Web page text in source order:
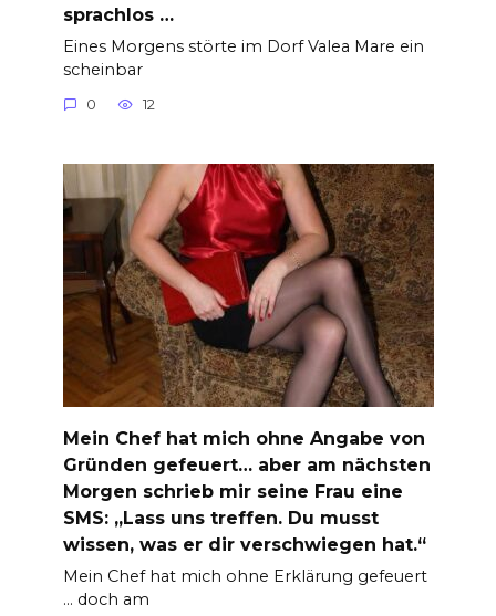
sprachlos …
Eines Morgens störte im Dorf Valea Mare ein
scheinbar
0 12
Mein Chef hat mich ohne Angabe von
Gründen gefeuert… aber am nächsten
Morgen schrieb mir seine Frau eine
SMS: „Lass uns treffen. Du musst
wissen, was er dir verschwiegen hat.“
Mein Chef hat mich ohne Erklärung gefeuert
… doch am